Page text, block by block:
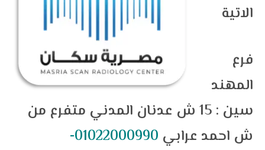
الاتية
فرع
المهند
سين : 15 ش عدنان المدني متفرع من
ش احمد عرابي
01022000990-